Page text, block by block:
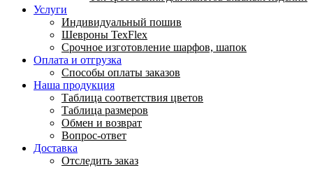
Услуги
Индивидуальный пошив
Шевроны TexFlex
Срочное изготовление шарфов, шапок
Оплата и отгрузка
Способы оплаты заказов
Наша продукция
Таблица соответствия цветов
Таблица размеров
Обмен и возврат
Вопрос-ответ
Доставка
Отследить заказ